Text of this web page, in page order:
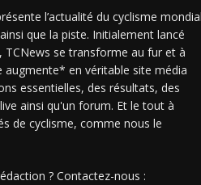
l’actualité du cyclisme mondial
que la piste. Initialement lancé
TCNews se transforme au fur et à
augmente* en véritable site média
essentielles, des résultats, des
ainsi qu'un forum. Et le tout à
de cyclisme, comme nous le
? Contactez-nous :